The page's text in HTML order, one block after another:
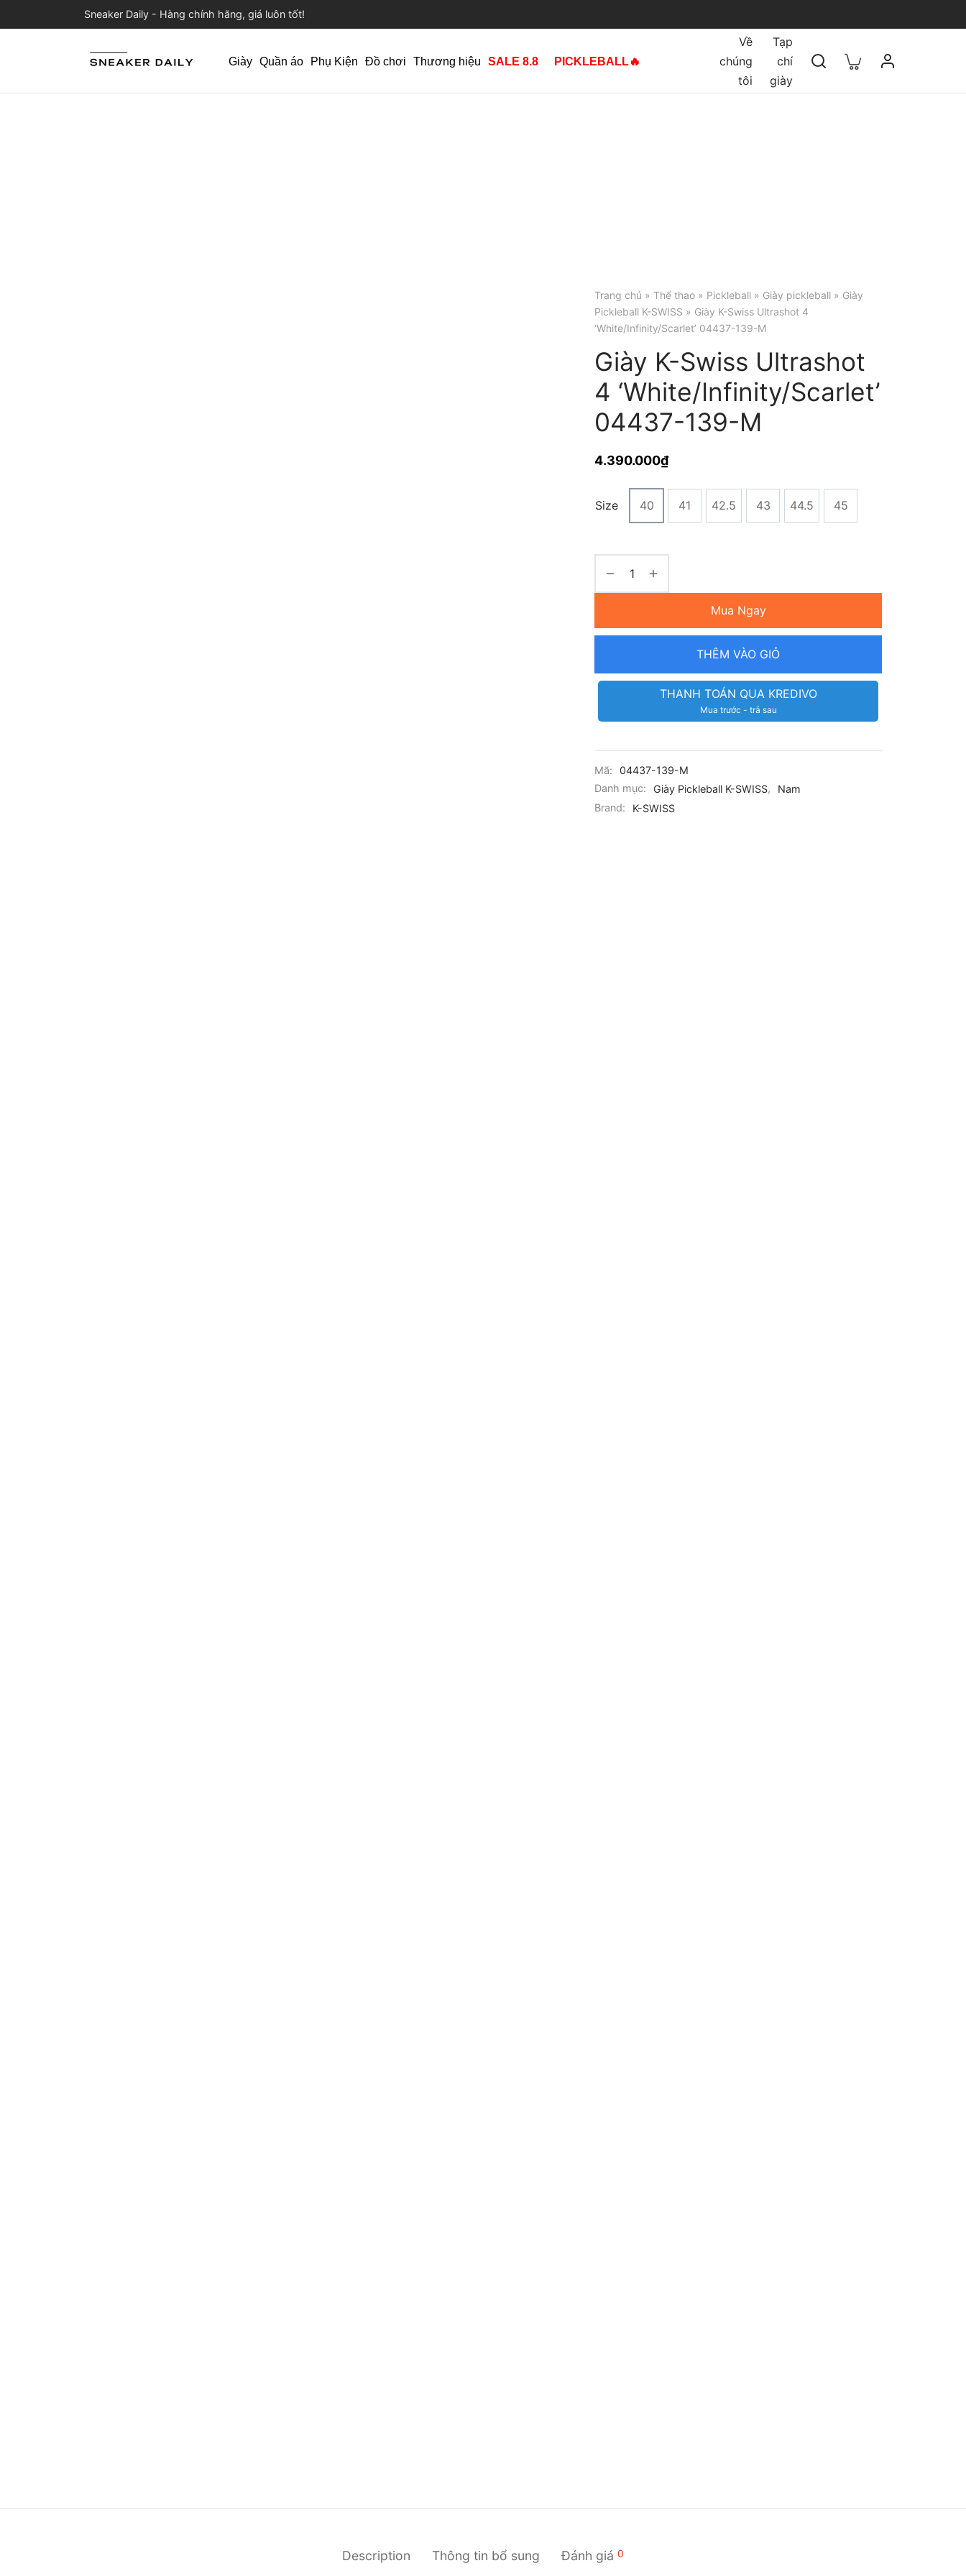
Sneaker Daily - Hàng chính hãng, giá luôn tốt!
Giày Quần áo Phụ Kiện Đồ chơi Thương hiệu SALE 8.8 PICKLEBALL🔥
Về
chúng
tôi
Tạp
chí
giày
Trang chủ » Thể thao » Pickleball » Giày pickleball » Giày
Pickleball K-SWISS » Giày K-Swiss Ultrashot 4
‘White/Infinity/Scarlet’ 04437-139-M
Giày K-Swiss Ultrashot
4 ‘White/Infinity/Scarlet’
04437-139-M
4.390.000₫
Size 40 41 42.5 43 44.5 45
Mua Ngay
THÊM VÀO GIỎ
THANH TOÁN QUA KREDIVO
Mua trước - trả sau
Mã:
04437-139-M
Danh mục:
Giày Pickleball K-SWISS,
Nam
Brand:
K-SWISS
Description Thông tin bổ sung Đánh giá 0